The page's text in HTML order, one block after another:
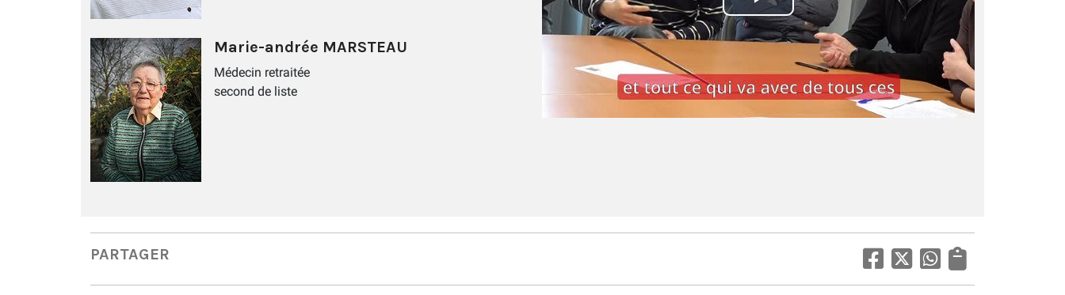
Marie-andrée MARSTEAU
Médecin retraitée
second de liste
Play
Video
PARTAGER